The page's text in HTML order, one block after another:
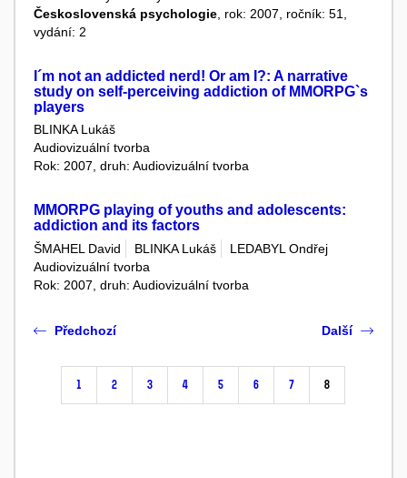
Československá psychologie , rok: 2007, ročník: 51,
vydání: 2
I´m not an addicted nerd! Or am I?: A narrative
study on self-perceiving addiction of MMORPG`s
players
BLINKA Lukáš
Audiovizuální tvorba
Rok: 2007, druh: Audiovizuální tvorba
MMORPG playing of youths and adolescents:
addiction and its factors
ŠMAHEL David BLINKA Lukáš
LEDABYL Ondřej
Audiovizuální tvorba
Rok: 2007, druh: Audiovizuální tvorba
Předchozí
1 2 3 4 5 6 7 8
Další